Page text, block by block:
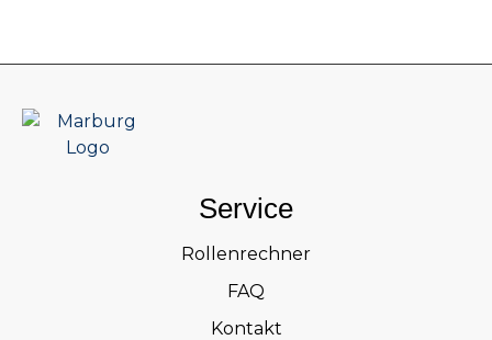
Service
Rollenrechner
FAQ
Kontakt